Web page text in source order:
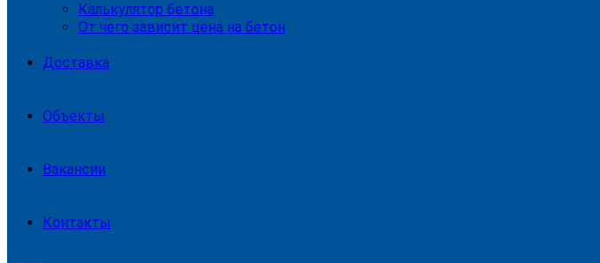
Калькулятор бетона
От чего зависит цена на бетон
Доставка
Объекты
Вакансии
Контакты